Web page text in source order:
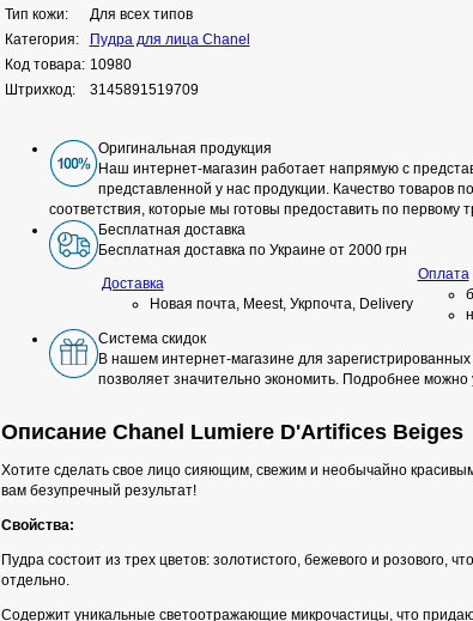
Тип кожи:
Для всех типов
Категория:
Пудра для лица Chanel
Код товара: 10980
Штрихкод:
3145891519709
Оригинальная продукция
Наш интернет-магазин работает напрямую с
представленной у нас продукции. Качество
соответствия, которые мы готовы предоставить по первому
Бесплатная доставка
Бесплатная доставка по Украине от 2000 грн
Доставка
Новая почта, Meest, Укрпочта, Delivery
Оплата
Система скидок
В нашем интернет-магазине для зарегистрированных
позволяет значительно экономить. Подробнее можно
Описание Chanel Lumiere D'Artifices Beiges
Хотите сделать свое лицо сияющим, свежим и необычайно
вам безупречный результат!
Свойства:
Пудра состоит из трех цветов: золотистого, бежевого и розового,
отдельно.
Содержит уникальные светоотражающие микрочастицы, что